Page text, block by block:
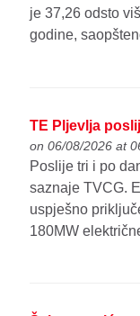
je 37,26 odsto
godine,
TE Pljevlja
on 06/08/2026 at
Poslije tri i po
saznaje TVCG.
uspješno
180MW